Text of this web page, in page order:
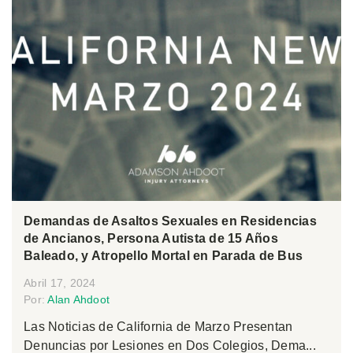
Demandas de Asaltos Sexuales en Residencias
de Ancianos, Persona Autista de 15 Años
Baleado, y Atropello Mortal en Parada de Bus
Abril 17, 2024
Por:Alan Ahdoot
Las Noticias de California de Marzo Presentan
Denuncias por Lesiones en Dos Colegios, Dema...